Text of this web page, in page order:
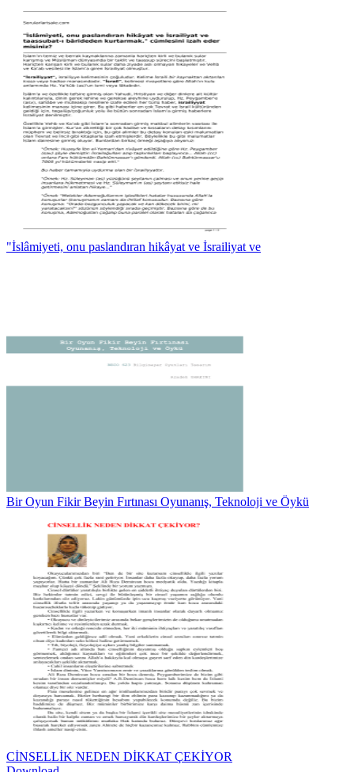
"İslâmiyeti, onu paslandıran hikâyat ve İsrailiyat ve
Bir Oyun Fikir Beyin Fırtınası Oyunanış, Teknoloji ve Öykü
CİNSELLİK NEDEN DİKKAT ÇEKİYOR